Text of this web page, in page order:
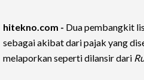
hitekno.com - Dua pembangkit
sebagai akibat dari pajak yang
melaporkan seperti dilansir dari